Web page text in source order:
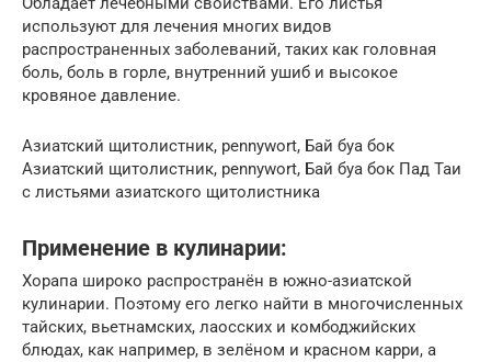
используют для лечения многих видов
распространенных заболеваний, таких как головная
боль, боль в горле, внутренний ушиб и высокое
кровяное давление.
Азиатский щитолистник, pennywort, Бай буа бок
Азиатский щитолистник, pennywort, Бай буа бок Пад Таи
с листьями азиатского щитолистника
Применение в кулинарии:
Хорапа широко распространён в южно-азиатской
кулинарии. Поэтому его легко найти в многочисленных
тайских, вьетнамских, лаосских и комбоджийских
блюдах, как например, в зелёном и красном карри, а